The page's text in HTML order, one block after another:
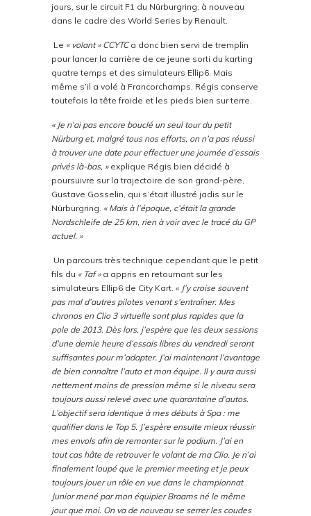
jours, sur le circuit F1 du Nürburgring, à nouveau
dans le cadre des World Series by Renault.
Le « volant » CCYTCa donc bien servi de tremplin
pour lancer la carrière de ce jeune sorti du karting
quatre temps et des simulateurs Ellip6. Mais
même s’il a volé à Francorchamps, Régis conserve
toutefois la tête froide et les pieds bien sur terre.
« Je n’ai pas encore bouclé un seul tour du petit
Nürburg et, malgré tous nos efforts, on n’a pas réussi
à trouver une date pour effectuer une journée d’essais
privés là-bas, » explique Régis bien décidé à
poursuivre sur la trajectoire de son grand-père,
Gustave Gosselin, qui s’était illustré jadis sur le
Nürburgring. « Mais à l’époque, c’était la grande
Nordschleife de 25 km, rien à voir avec le tracé du GP
actuel. »
Un parcours très technique cependant que le petit
fils du « Taf »a appris en retournant sur les
simulateurs Ellip6 de City Kart. « J’y croise souvent
pas mal d’autres pilotes venant s’entraîner. Mes
chronos en Clio 3 virtuelle sont plus rapides que la
pole de 2013. Dès lors, j’espère que les deux sessions
d’une demie heure d’essais libres du vendredi seront
suffisantes pour m’adapter. J’ai maintenant l’avantage
de bien connaître l’auto et mon équipe. Il y aura aussi
nettement moins de pression même si le niveau sera
toujours aussi relevé avec une quarantaine d’autos.
L’objectif sera identique à mes débuts à Spa : me
qualifier dans le Top 5. J’espère ensuite mieux réussir
mes envols afin de remonter sur le podium. J’ai en
tout cas hâte de retrouver le volant de ma Clio. Je n’ai
finalement loupé que le premier meeting et je peux
toujours jouer un rôle en vue dans le championnat
Junior mené par mon équipier Braams né le même
jour que moi. On va de nouveau se serrer les coudes